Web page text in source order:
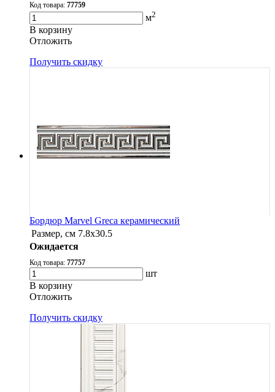
Код товара: 77759
м2
В корзину
Oтложить
Получить скидку
Бордюр Marvel Greca керамический
Размер, см 7.8х30.5
Ожидается
Код товара: 77757
шт
В корзину
Oтложить
Получить скидку